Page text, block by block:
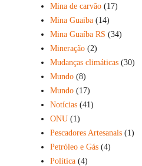
Mina de carvão(17)
Mina Guaiba(14)
Mina Guaíba RS (34)
Mineração(2)
Mudanças climáticas(30)
Mundo(8)
Mundo(17)
Notícias(41)
ONU(1)
Pescadores Artesanais(1)
Petróleo e Gás(4)
Política(4)